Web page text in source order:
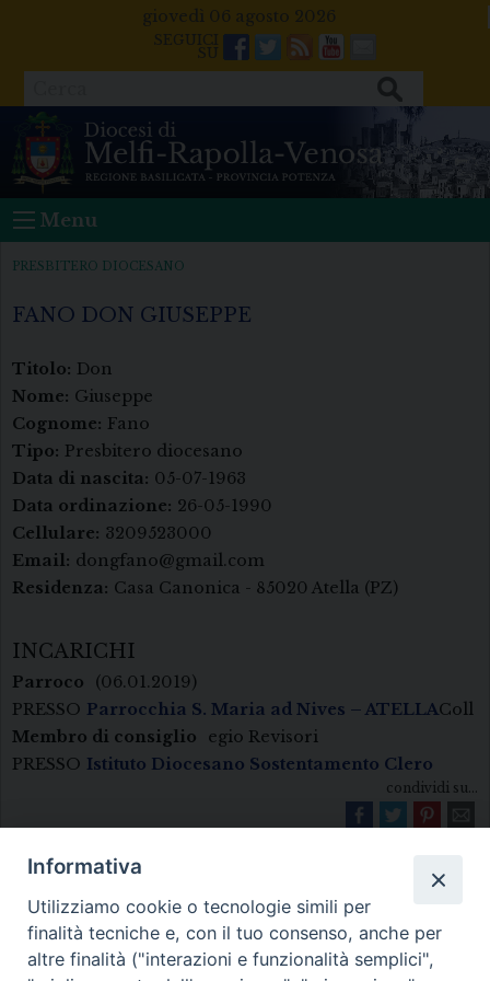
giovedì 06 agosto 2026
Facebook
Twitter
FeedsYoutube
Mail
Menu
PRESBITERO DIOCESANO
FANO DON GIUSEPPE
Titolo: Don
Nome: Giuseppe
Cognome: Fano
Tipo: Presbitero diocesano
Data di nascita: 05-07-1963
Data ordinazione: 26-05-1990
Cellulare: 3209523000
Email: dongfano@gmail.com
Residenza: Casa Canonica - 85020 Atella (PZ)
INCARICHI
Parroco
(06.01.2019)
PRESSO Parrocchia S. Maria ad Nives – ATELLA
Membro di consiglio
Coll
egio Revisori
PRESSO Istituto Diocesano Sostentamento Clero
condividi su...
Informativa
Utilizziamo cookie o tecnologie simili per
finalità tecniche e, con il tuo consenso, anche per
altre finalità ("interazioni e funzionalità semplici",